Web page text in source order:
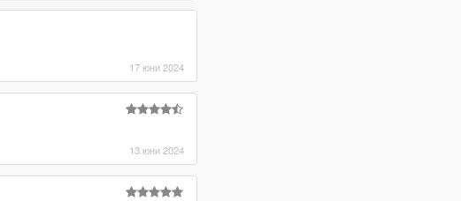
17 юни 2024
13 юни 2024